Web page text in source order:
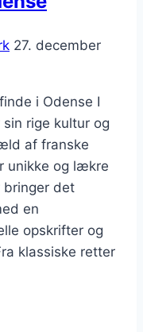
27. december
i Odense I
rige kultur og
af franske
unikke og lækre
bringer det
en
opskrifter og
klassiske retter